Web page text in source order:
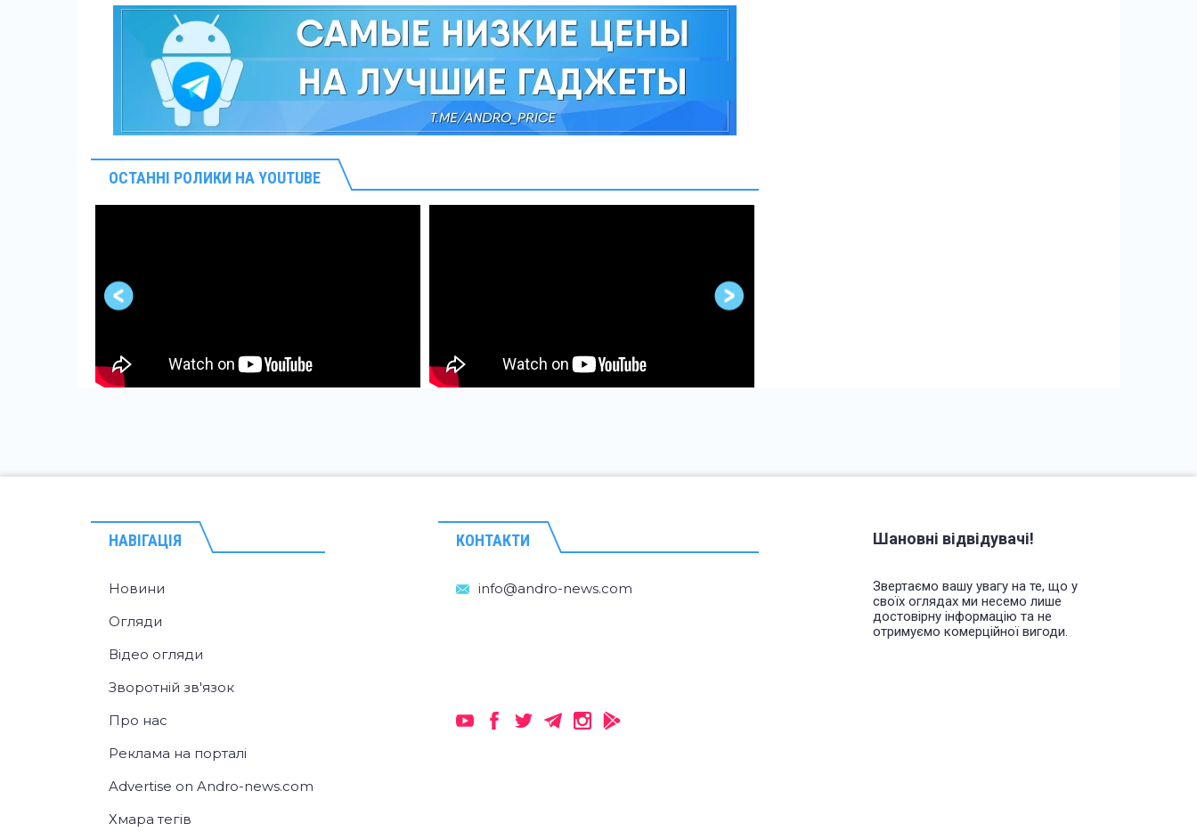
ОСТАННІ РОЛИКИ НА YOUTUBE
НАВІГАЦІЯ
Новини
Огляди
Відео огляди
Зворотній зв'язок
Про нас
Реклама на порталі
Advertise on Andro-news.com
Хмара тегів
КОНТАКТИ Шановні відвідувачі!
Звертаємо вашу увагу на те, що у
своїх оглядах ми несемо лише
достовірну інформацію та не
отримуємо комерційної вигоди.